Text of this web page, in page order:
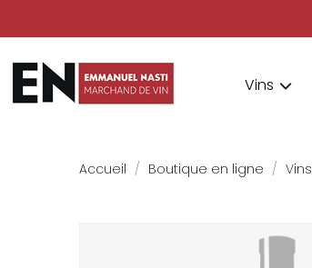
Vins
Accueil Boutique en ligne Vins